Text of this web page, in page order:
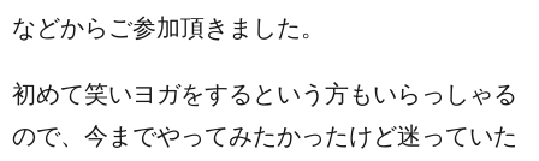
などからご参加頂きました。
初めて笑いヨガをするという方もいらっしゃる
ので、今までやってみたかったけど迷っていた